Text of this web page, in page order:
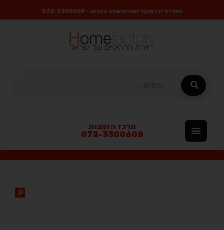
המכירה דרך מוקד השירות שלנו בטלפון - 072-3300608
מרכז הזמנות
072-3300608